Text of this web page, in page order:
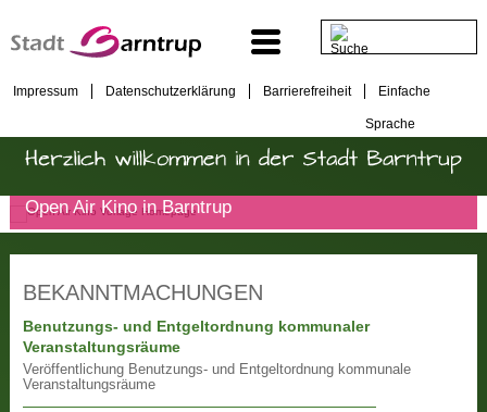
Impressum Datenschutzerklärung Barrierefreiheit Einfache
Sprache
Open Air Kino in Barntrup
BEKANNTMACHUNGEN
Benutzungs- und Entgeltordnung kommunaler
Veranstaltungsräume
Veröffentlichung Benutzungs- und Entgeltordnung kommunale
Veranstaltungsräume